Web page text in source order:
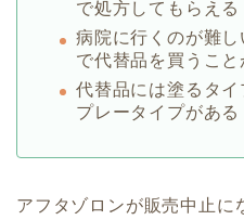
で処方してもらえる
病院に行くのが難し
で代替品を買うこと
代替品には塗るタ
プレータイプがある
アフタゾロンが販売中止に